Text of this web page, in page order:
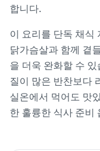
합니다.
이 요리를 단독 채식
닭가슴살과 함께 곁
을 더욱 완화할 수
질이 많은 반찬보다
실온에서 먹어도 맛
한 훌륭한 식사 준비